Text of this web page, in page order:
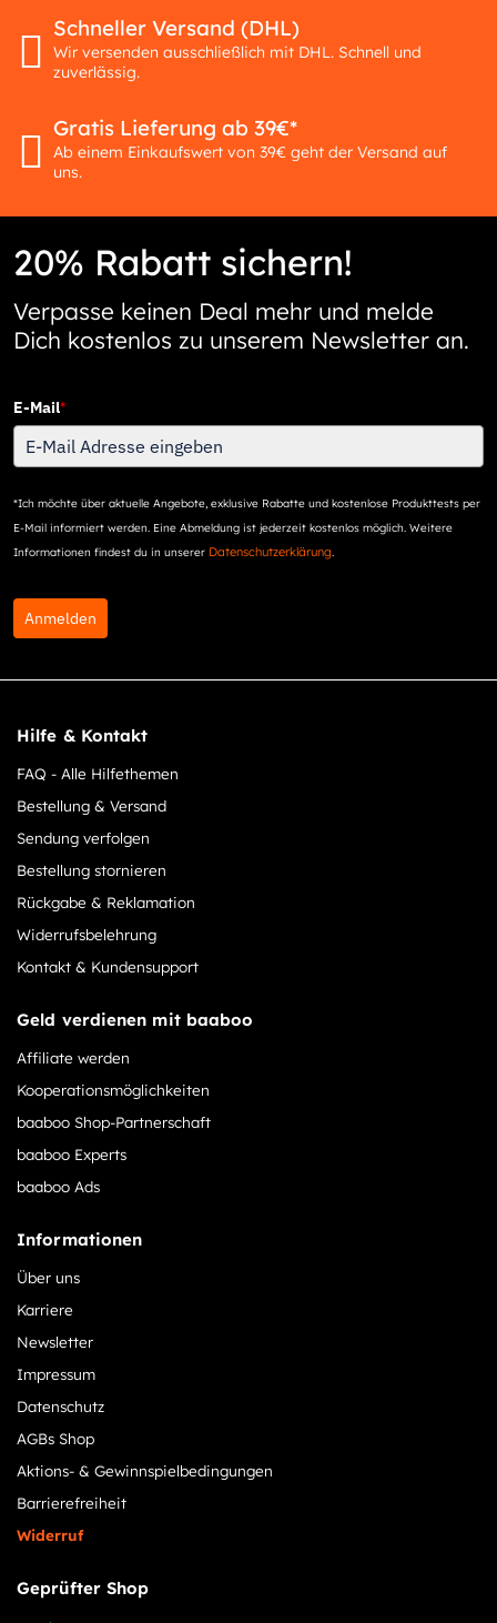
Schneller Versand (DHL)
Wir versenden ausschließlich mit DHL. Schnell und
zuverlässig.
Gratis Lieferung ab 39€*
Ab einem Einkaufswert von 39€ geht der Versand auf
uns.
20% Rabatt sichern!
Verpasse keinen Deal mehr und melde
Dich kostenlos zu unserem Newsletter an.
E-Mail*
*Ich möchte über aktuelle Angebote, exklusive Rabatte und kostenlose Produkttests per
E-Mail informiert werden. Eine Abmeldung ist jederzeit kostenlos möglich. Weitere
Informationen findest du in unserer Datenschutzerklärung.
Anmelden
Hilfe & Kontakt
FAQ - Alle Hilfethemen
Bestellung & Versand
Sendung verfolgen
Bestellung stornieren
Rückgabe & Reklamation
Widerrufsbelehrung
Kontakt & Kundensupport
Geld verdienen mit baaboo
Affiliate werden
Kooperationsmöglichkeiten
baaboo Shop-Partnerschaft
baaboo Experts
baaboo Ads
Informationen
Über uns
Karriere
Newsletter
Impressum
Datenschutz
AGBs Shop
Aktions- & Gewinnspielbedingungen
Barrierefreiheit
Widerruf
Geprüfter Shop